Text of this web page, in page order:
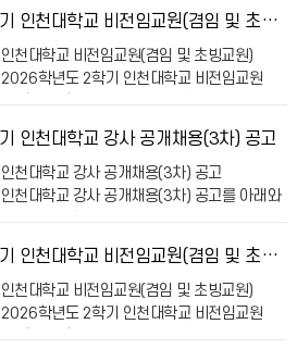
2026학년도 2학기 인천대학교 비전임교원(겸임 및 초빙교원) 공개채용(3차) 공고
천대학교 비전임교원(겸임 및 초빙교원)
학년도 2학기 인천대학교 비전임교원
인천대학교 강사 공개채용(3차) 공고
천대학교 강사 공개채용(3차) 공고
천대학교 강사 공개채용(3차) 공고를 아래와
2026학년도 2학기 인천대학교 비전임교원(겸임 및 초빙교원) 공개채용(2차) 공고
천대학교 비전임교원(겸임 및 초빙교원)
학년도 2학기 인천대학교 비전임교원